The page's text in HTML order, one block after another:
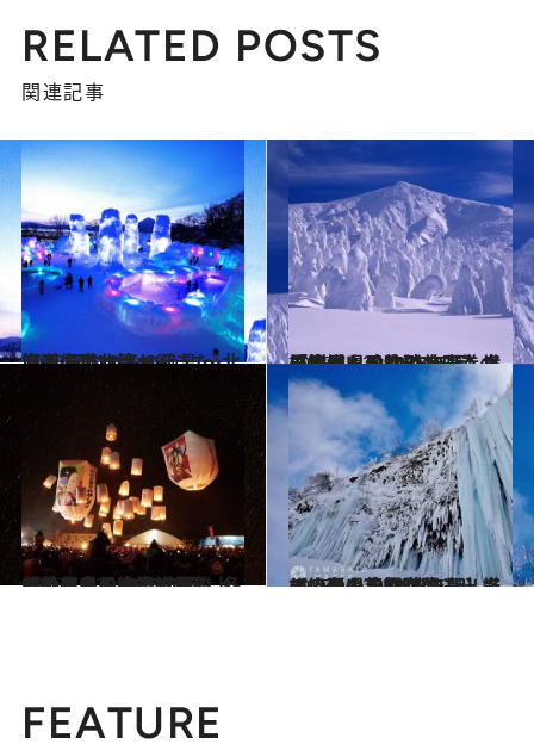
RELATED POSTS
関連記事
2025.12.29
【画像】いつか行きたい！ 日本の冬の絶景 ～北海道・東北篇～
旅＆お出かけ 2025.12.29
【宮城県・2026年版】冬の絶景・風物詩10選。世界的にも珍しい、圧巻の「樹氷」の造形美
旅＆お出かけ
2025.12.29
【秋田県・2026年版】 冬の絶景・風物詩10選。煌々ときらめく紙風船が、真冬の夜空に舞い上がる
旅＆お出かけ 2025.12.29
【山形県・2026年版】冬の絶景・風物詩10選。厳しい冬の自然が生み出す、氷の芸術空間
旅＆お出かけ
FEATURE